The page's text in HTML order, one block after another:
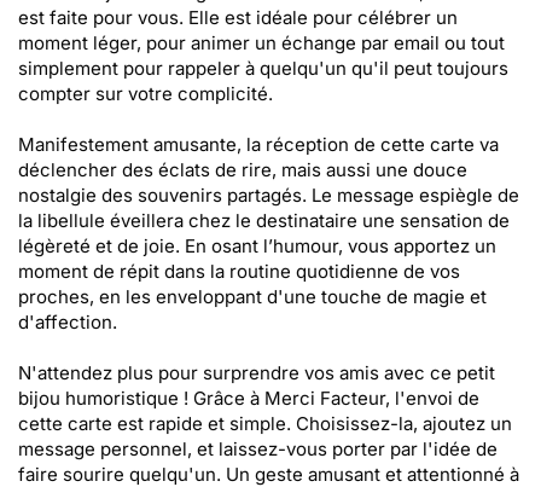
est faite pour vous. Elle est idéale pour célébrer un
moment léger, pour animer un échange par email ou tout
simplement pour rappeler à quelqu'un qu'il peut toujours
compter sur votre complicité.
Manifestement amusante, la réception de cette carte va
déclencher des éclats de rire, mais aussi une douce
nostalgie des souvenirs partagés. Le message espiègle de
la libellule éveillera chez le destinataire une sensation de
légèreté et de joie. En osant l’humour, vous apportez un
moment de répit dans la routine quotidienne de vos
proches, en les enveloppant d'une touche de magie et
d'affection.
N'attendez plus pour surprendre vos amis avec ce petit
bijou humoristique ! Grâce à Merci Facteur, l'envoi de
cette carte est rapide et simple. Choisissez-la, ajoutez un
message personnel, et laissez-vous porter par l'idée de
faire sourire quelqu'un. Un geste amusant et attentionné à